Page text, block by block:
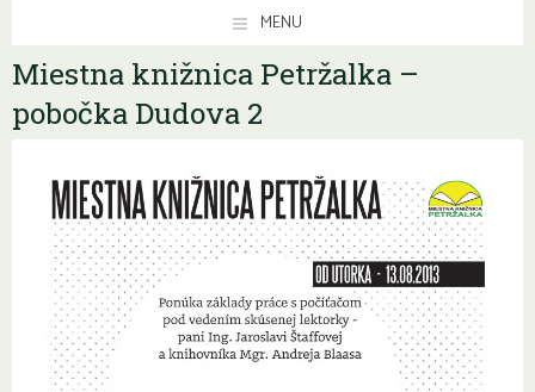
MENU
Miestna knižnica Petržalka –
pobočka Dudova 2